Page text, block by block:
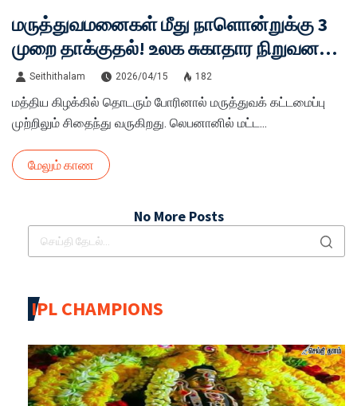
மருத்துவமனைகள் மீது நாளொன்றுக்கு 3
முறை தாக்குதல்! உலக சுகாதார நிறுவனம்
கதறல்!!
Seithithalam 2026/04/15 182
மத்திய கிழக்கில் தொடரும் போரினால் மருத்துவக் கட்டமைப்பு
முற்றிலும் சிதைந்து வருகிறது. லெபனானில் மட்ட...
மேலும் காண
No More Posts
IPL CHAMPIONS